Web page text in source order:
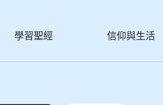
學習聖經 信仰與生活